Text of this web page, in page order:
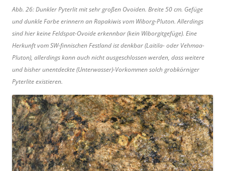
Abb. 26: Dunkler Pyterlit mit sehr großen Ovoiden. Breite 50 cm. Gefüge
und dunkle Farbe erinnern an Rapakiwis vom Wiborg-Pluton. Allerdings
sind hier keine Feldspat-Ovoide erkennbar (kein Wiborgitgefüge). Eine
Herkunft vom SW-finnischen Festland ist denkbar (Laitila- oder Vehmaa-
Pluton), allerdings kann auch nicht ausgeschlossen werden, dass weitere
und bisher unentdeckte (Unterwasser)-Vorkommen solch grobkörniger
Pyterlite existieren.